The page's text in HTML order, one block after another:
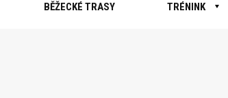
BĚŽECKÉ TRASY TRÉNINK